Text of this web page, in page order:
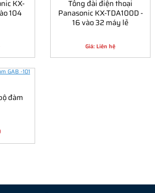
KX-
104
Tổng đài điện thoại
Panasonic KX-TDA100D -
16 vào 32 máy lẻ
Giá: Liên hệ
đàm